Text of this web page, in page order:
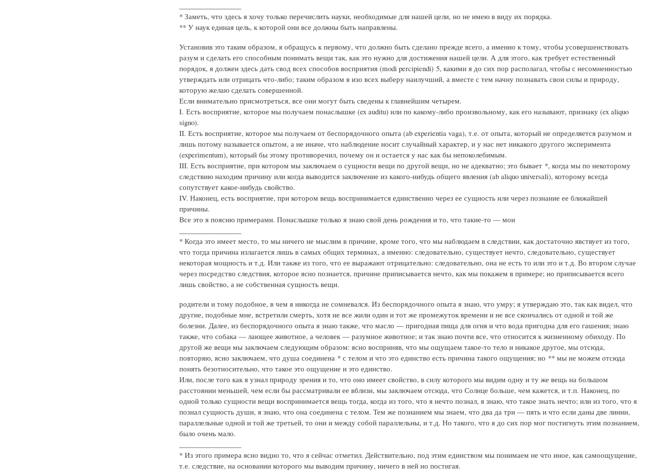
* Заметь, что здесь я хочу только перечислить науки, необходимые для нашей цели, но не имею в виду их порядка.
** У наук единая цель, к которой они все должны быть направлены.
Установив это таким образом, я обращусь к первому, что должно быть сделано прежде всего, а именно к тому, чтобы усовершенствовать
разум и сделать его способным понимать вещи так, как это нужно для достижения нашей цели. А для этого, как требует естественный
порядок, я должен здесь дать свод всех способов восприятия (modi percipiendi) 5, какими я до сих пор располагал, чтобы с несомненностью
утверждать или отрицать что-либо; таким образом я изо всех выберу наилучший, а вместе с тем начну познавать свои силы и природу,
которую желаю сделать совершенной.
Если внимательно присмотреться, все они могут быть сведены к главнейшим четырем.
I. Есть восприятие, которое мы получаем понаслышке (ex auditu) или по какому-либо произвольному, как его называют, признаку (ex aliquo
signo).
II. Есть восприятие, которое мы получаем от беспорядочного опыта (ab experientia vaga), т.е. от опыта, который не определяется разумом и
лишь потому называется опытом, а не иначе, что наблюдение носит случайный характер, и у нас нет никакого другого эксперимента
(experimentum), который бы этому противоречил, почему он и остается у нас как бы непоколебимым.
III. Есть восприятие, при котором мы заключаем о сущности вещи по другой вещи, но не адекватно; это бывает *, когда мы по некоторому
следствию находим причину или когда выводится заключение из какого-нибудь общего явления (ab aliquo universali), которому всегда
сопутствует какое-нибудь свойство.
IV. Наконец, есть восприятие, при котором вещь воспринимается единственно через ее сущность или через познание ее ближайшей
причины.
Все это я поясню примерами. Понаслышке только я знаю свой день рождения и то, что такие-то — мои
* Когда это имеет место, то мы ничего не мыслим в причине, кроме того, что мы наблюдаем в следствии, как достаточно явствует из того,
что тогда причина излагается лишь в самых общих терминах, а именно: следовательно, существует нечто, следовательно, существует
некоторая мощность и т.д. Или также из того, что ее выражают отрицательно: следовательно, она не есть то или это и т.д. Во втором случае
через посредство следствия, которое ясно познается, причине приписывается нечто, как мы покажем в примере; но приписывается всего
лишь свойство, а не собственная сущность вещи.
родители и тому подобное, в чем я никогда не сомневался. Из беспорядочного опыта я знаю, что умру; я утверждаю это, так как видел, что
другие, подобные мне, встретили смерть, хотя не все жили один и тот же промежуток времени и не все скончались от одной и той же
болезни. Далее, из беспорядочного опыта я знаю также, что масло — пригодная пища для огня и что вода пригодна для его гашения; знаю
также, что собака — лающее животное, а человек — разумное животное; и так знаю почти все, что относится к жизненному обиходу. По
другой же вещи мы заключаем следующим образом: ясно восприняв, что мы ощущаем такое-то тело и никакое другое, мы отсюда,
повторяю, ясно заключаем, что душа соединена * с телом и что это единство есть причина такого ощущения; но ** мы не можем отсюда
понять безотносительно, что такое это ощущение и это единство.
Или, после того как я узнал природу зрения и то, что оно имеет свойство, в силу которого мы видим одну и ту же вещь на большом
расстоянии меньшей, чем если бы рассматривали ее вблизи, мы заключаем отсюда, что Солнце больше, чем кажется, и т.п. Наконец, по
одной только сущности вещи воспринимается вещь тогда, когда из того, что я нечто познал, я знаю, что такое знать нечто; или из того, что я
познал сущность души, я знаю, что она соединена с телом. Тем же познанием мы знаем, что два да три — пять и что если даны две линии,
параллельные одной и той же третьей, то они и между собой параллельны, и т.д. Но такого, что я до сих пор мог постигнуть этим познанием,
было очень мало.
* Из этого примера ясно видно то, что я сейчас отметил. Действительно, под этим единством мы понимаем не что иное, как самоощущение,
т.е. следствие, на основании которого мы выводим причину, ничего в ней но постигая.